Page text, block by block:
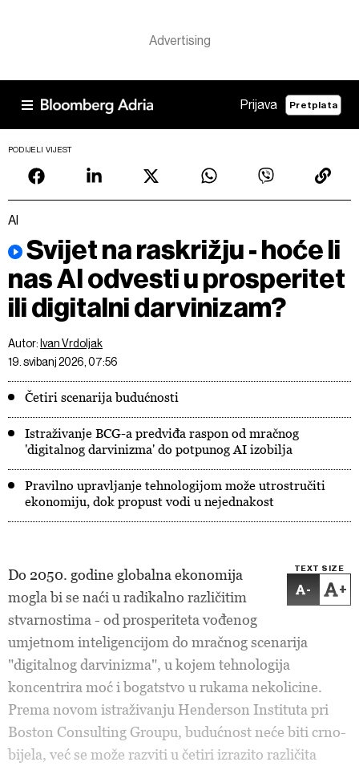
Prijava Pretplata
PODIJELI VIJEST
AI
Svijet na raskrižju - hoće li
nas AI odvesti u prosperitet
ili digitalni darvinizam?
Autor: Ivan Vrdoljak
19. svibanj 2026, 07:56
Četiri scenarija budućnosti
Istraživanje BCG-a predviđa raspon od mračnog
'digitalnog darvinizma' do potpunog AI izobilja
Pravilno upravljanje tehnologijom može utrostručiti
ekonomiju, dok propust vodi u nejednakost
TEXT SIZE
- +
Do 2050. godine globalna ekonomija
mogla bi se naći u radikalno različitim
stvarnostima - od prosperiteta vođenog
umjetnom inteligencijom do mračnog scenarija
"digitalnog darvinizma", u kojem tehnologija
koncentrira moć i bogatstvo u rukama nekolicine.
Prema novom istraživanju Henderson Instituta pri
Boston Consulting Groupu, budućnost neće biti crno-
bijela, već se može razviti u četiri izrazito različita